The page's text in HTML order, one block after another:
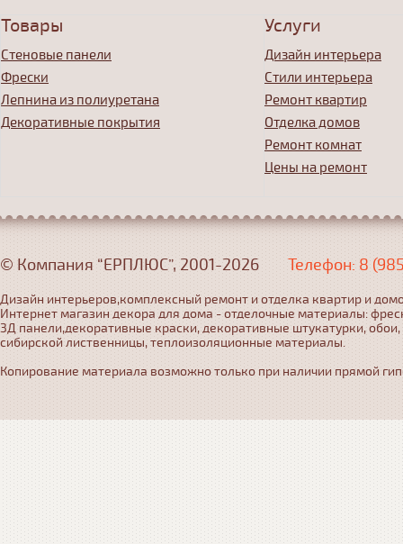
Товары
Стеновые панели
Фрески
Лепнина из полиуретана
Декоративные покрытия
Услуги
Дизайн интерьера
Стили интерьера
Ремонт квартир
Отделка домов
Ремонт комнат
Цены на ремонт
© Компания “ЕРПЛЮС”, 2001-2026 Телефон: 8
Дизайн интерьеров,комплексный ремонт и отделка квартир и
Интернет магазин декора для дома - отделочные материалы:
3Д панели,декоративные краски, декоративные штукатурки,
сибирской лиственницы, теплоизоляционные материалы.
Копирование материала возможно только при наличии прямой